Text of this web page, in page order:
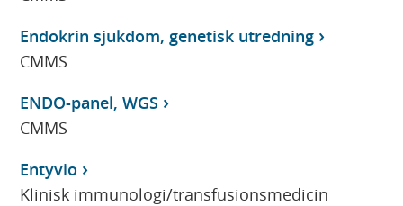
Endokrin sjukdom, genetisk utredning
CMMS
ENDO-panel, WGS
CMMS
Entyvio
Klinisk immunologi/transfusionsmedicin